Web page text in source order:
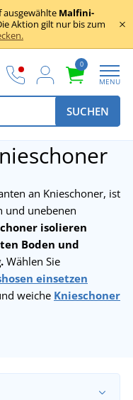
ausgewählte Malfini-
Aktion gilt nur bis zum
0
MENU
SUCHEN
an Knieschoner, ist
und unebenen
isolieren
Boden und
Wählen Sie
einsetzen
weiche Knieschoner